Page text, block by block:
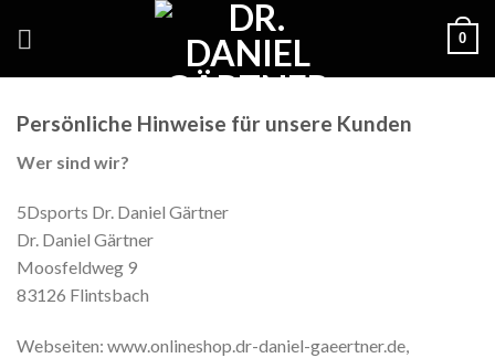
0
Persönliche Hinweise für unsere Kunden
Wer sind wir?
5Dsports Dr. Daniel Gärtner
Dr. Daniel Gärtner
Moosfeldweg 9
83126 Flintsbach
Webseiten: www.onlineshop.dr-daniel-gaeertner.de,